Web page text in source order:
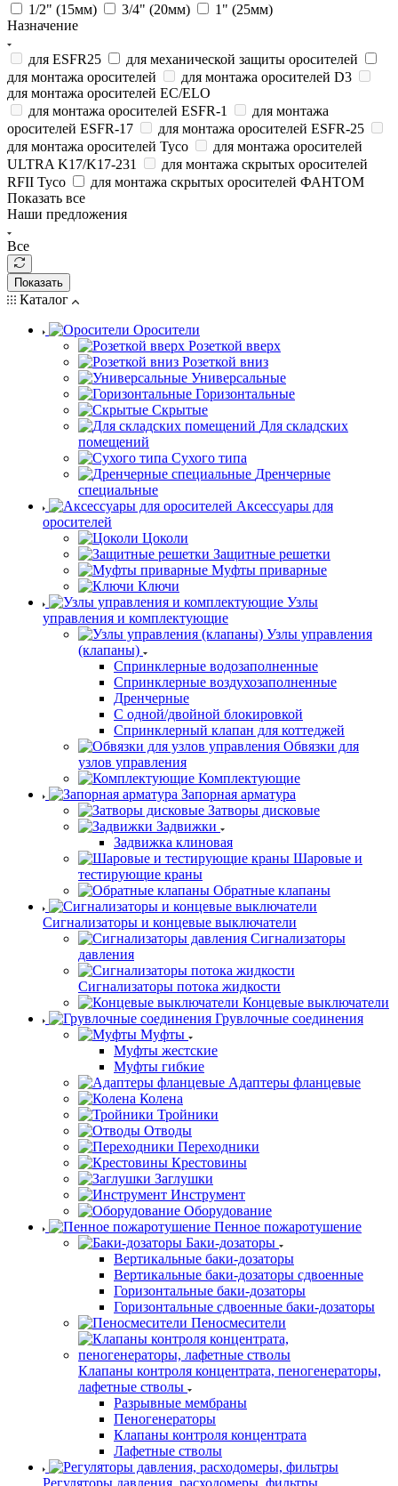
1/2" (15мм) 3/4" (20мм)
1" (25мм)
Назначение
для ESFR25
для механической защиты оросителей
для монтажа оросителей
для монтажа оросителей D3
для монтажа оросителей EC/ELO
для монтажа оросителей ESFR-1
для монтажа
оросителей ESFR-17
для монтажа оросителей ESFR-25
для монтажа оросителей Tyco
для монтажа оросителей
ULTRA K17/K17-231
для монтажа скрытых оросителей
RFII Tyco
для монтажа скрытых оросителей ФАНТОМ
Показать все
Наши предложения
Все
Показать
Каталог
Оросители
Розеткой вверх
Розеткой вниз
Универсальные
Горизонтальные
Скрытые
Для складских
помещений
Сухого типа
Дренчерные
специальные
Аксессуары для
оросителей
Цоколи
Защитные решетки
Муфты приварные
Ключи
Узлы
управления и комплектующие
Узлы управления
(клапаны)
Спринклерные водозаполненные
Спринклерные воздухозаполненные
Дренчерные
С одной/двойной блокировкой
Спринклерный клапан для коттеджей
Обвязки для
узлов управления
Комплектующие
Запорная арматура
Затворы дисковые
Задвижки
Задвижка клиновая
Шаровые и
тестирующие краны
Обратные клапаны
Сигнализаторы и концевые выключатели
Сигнализаторы
давления
Сигнализаторы потока жидкости
Концевые выключатели
Грувлочные соединения
Муфты
Муфты жестские
Муфты гибкие
Адаптеры фланцевые
Колена
Тройники
Отводы
Переходники
Крестовины
Заглушки
Инструмент
Оборудование
Пенное пожаротушение
Баки-дозаторы
Вертикальные баки-дозаторы
Вертикальные баки-дозаторы сдвоенные
Горизонтальные баки-дозаторы
Горизонтальные сдвоенные баки-дозаторы
Пеносмесители
Клапаны контроля концентрата, пеногенераторы,
лафетные стволы
Разрывные мембраны
Пеногенераторы
Клапаны контроля концентрата
Лафетные стволы
Регуляторы давления, расходомеры, фильтры